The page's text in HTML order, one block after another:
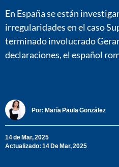
En España se están
irregularidades en el caso
terminado involucrado
declaraciones, el español
Por: María Paula González
14 de Mar, 2025
Actualizado: 14 De Mar, 2025